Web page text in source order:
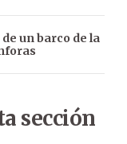
un barco de la
sección